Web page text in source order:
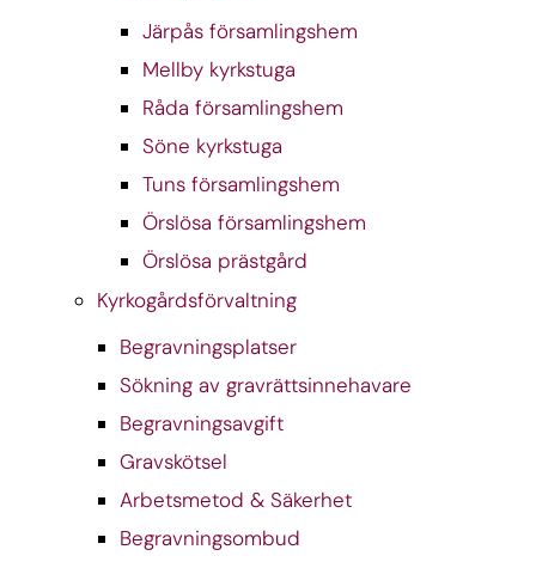
Järpås församlingshem
Mellby kyrkstuga
Råda församlingshem
Söne kyrkstuga
Tuns församlingshem
Örslösa församlingshem
Örslösa prästgård
Kyrkogårdsförvaltning
Begravningsplatser
Sökning av gravrättsinnehavare
Begravningsavgift
Gravskötsel
Arbetsmetod & Säkerhet
Begravningsombud